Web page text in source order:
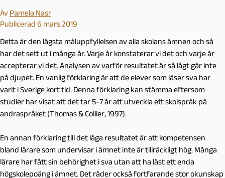
Av Pamela Nasr
Publicerad 6 mars 2019
Detta är den lägsta måluppfyllelsen av alla skolans ämnen och så
har det sett ut i många år. Varje år konstaterar vi det och varje år
accepterar vi det. Analysen av varför resultatet är så lågt går inte
på djupet. En vanlig förklaring är att de elever som läser sva har
varit i Sverige kort tid. Denna förklaring kan stämma eftersom
studier har visat att det tar 5-7 år att utveckla ett skolspråk på
andraspråket (Thomas & Collier, 1997).
En annan förklaring till det låga resultatet är att kompetensen
bland lärare som undervisar i ämnet inte är tillräckligt hög. Många
lärare har fått sin behörighet i sva utan att ha läst ett enda
högskolepoäng i ämnet. Det råder också fortfarande stor okunskap